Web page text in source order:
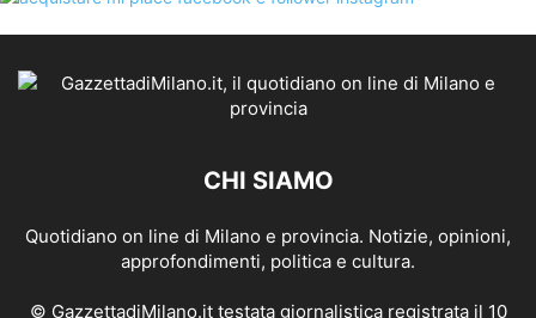
CHI SIAMO
Quotidiano on line di Milano e provincia. Notizie, opinioni,
approfondimenti, politica e cultura.
© GazzettadiMilano.it testata giornalistica registrata il 10